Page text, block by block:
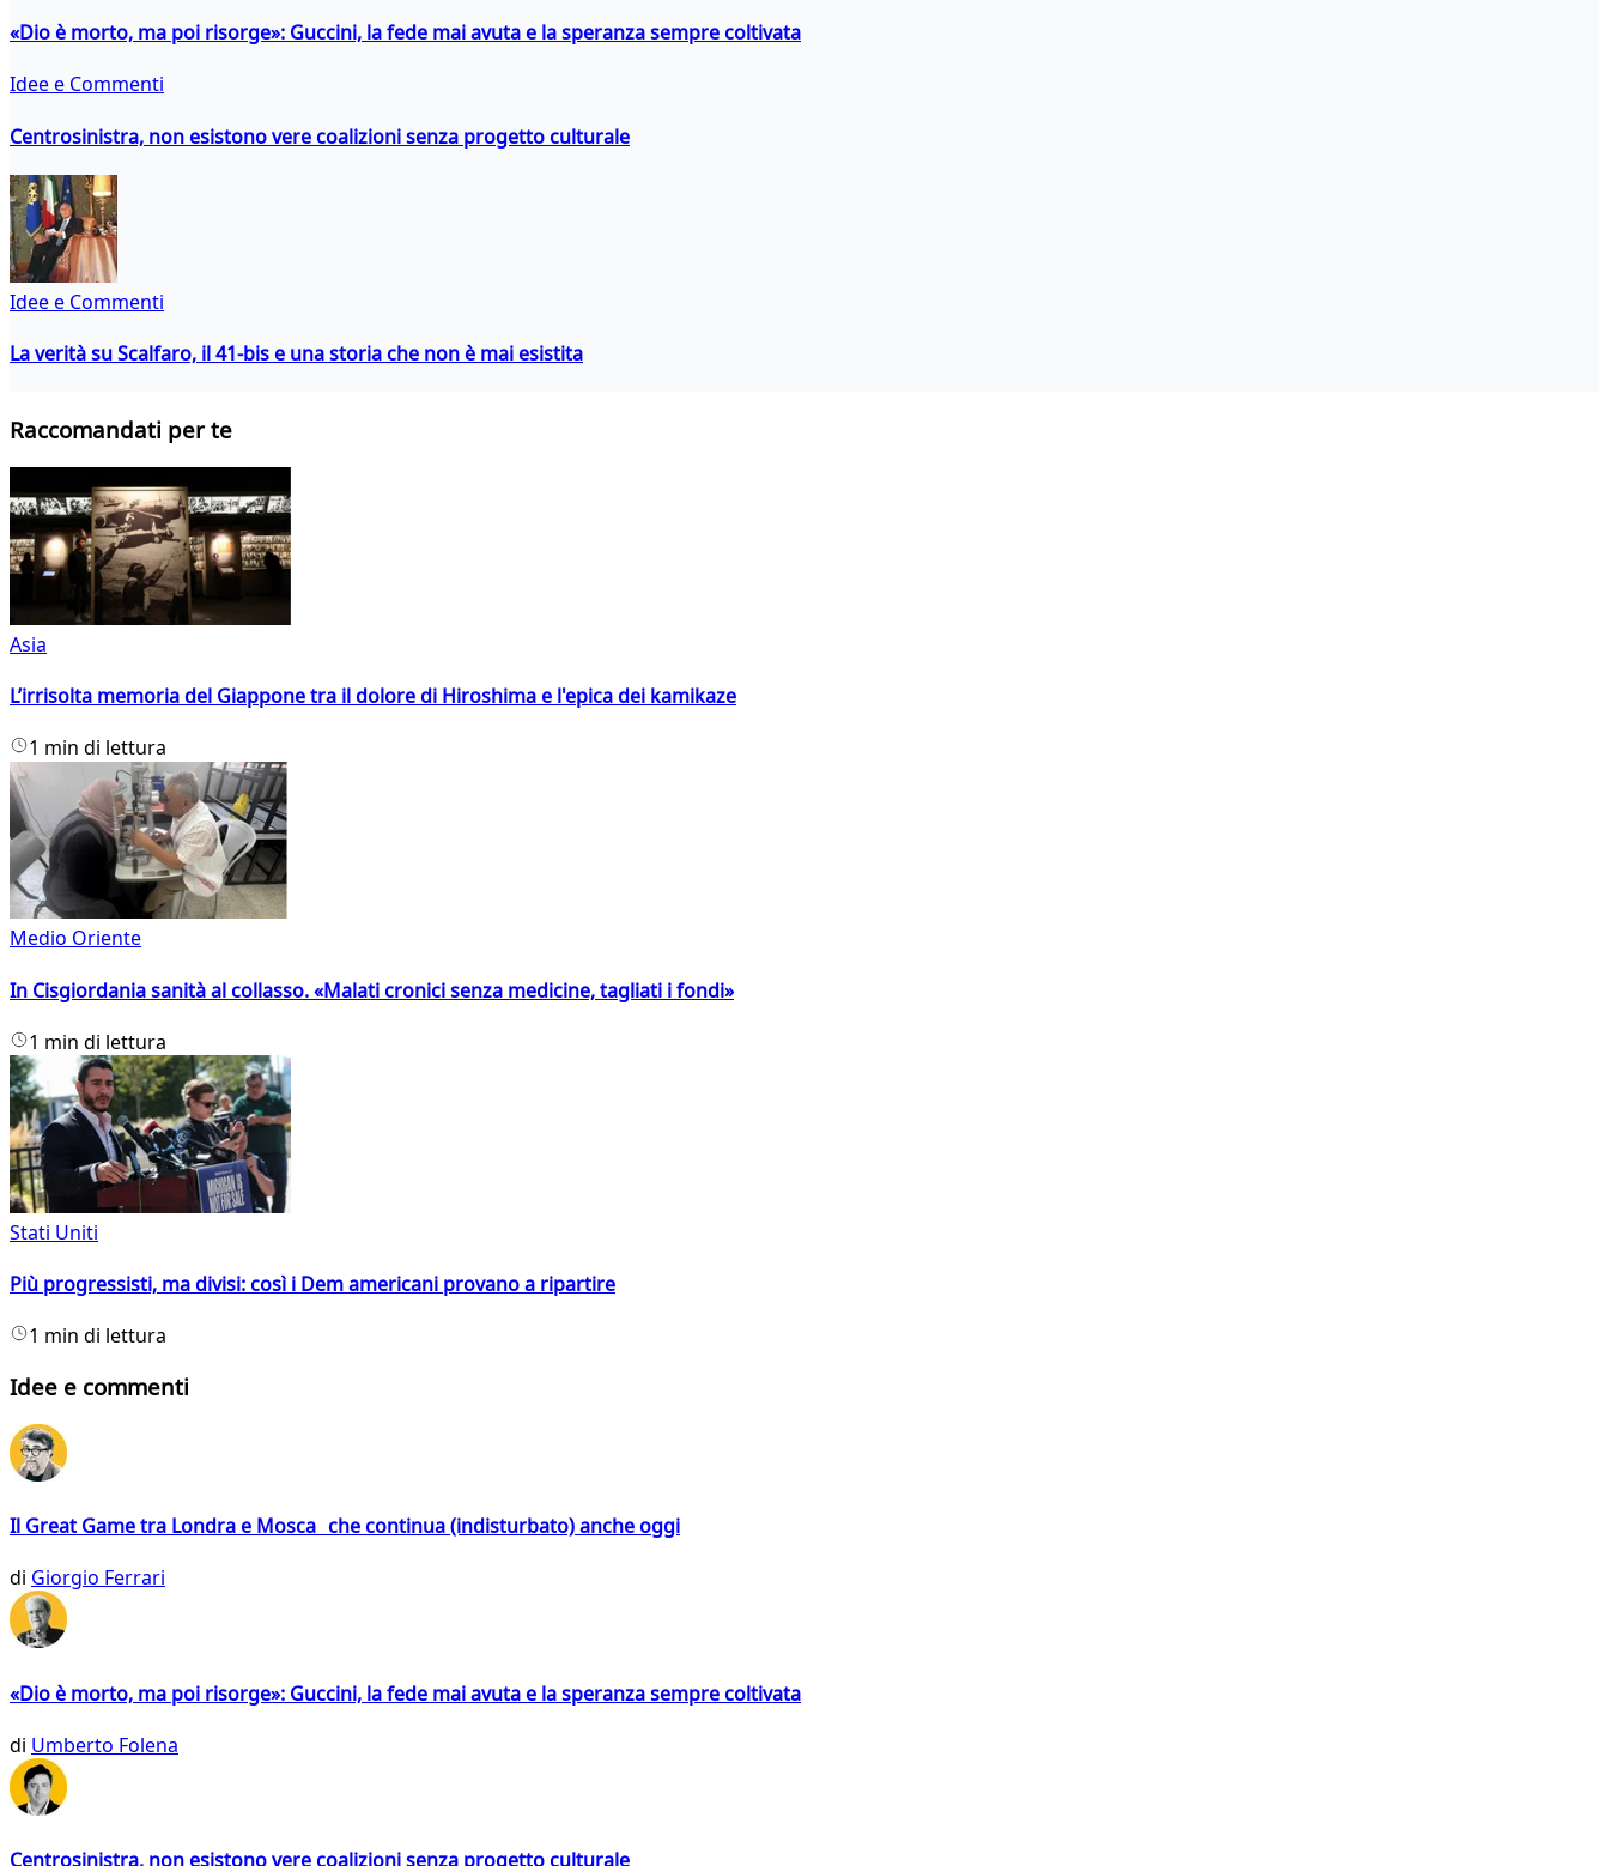
«Dio è morto, ma poi risorge»: Guccini, la fede mai avuta e la speranza sempre coltivata
Idee e Commenti
Centrosinistra, non esistono vere coalizioni senza progetto culturale
Idee e Commenti
La verità su Scalfaro, il 41-bis e una storia che non è mai esistita
Raccomandati per te
Asia
L’irrisolta memoria del Giappone tra il dolore di Hiroshima e l'epica dei kamikaze
1 min di lettura
Medio Oriente
In Cisgiordania sanità al collasso. «Malati cronici senza medicine, tagliati i fondi»
1 min di lettura
Stati Uniti
Più progressisti, ma divisi: così i Dem americani provano a ripartire
1 min di lettura
Idee e commenti
Il Great Game tra Londra e Mosca che continua (indisturbato) anche oggi
di Giorgio Ferrari
«Dio è morto, ma poi risorge»: Guccini, la fede mai avuta e la speranza sempre coltivata
di Umberto Folena
Centrosinistra, non esistono vere coalizioni senza progetto culturale